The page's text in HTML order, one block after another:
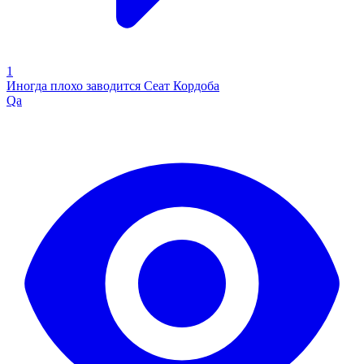
1
Иногда плохо заводится Сеат Кордоба
Qa